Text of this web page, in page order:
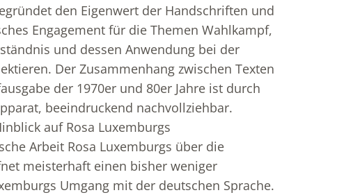
den Eigenwert der Handschriften und
Engagement für die Themen Wahlkampf,
und dessen Anwendung bei der
Der Zusammenhang zwischen Texten
der 1970er und 80er Jahre ist durch
beeindruckend nachvollziehbar.
auf Rosa Luxemburgs
Arbeit Rosa Luxemburgs über die
meisterhaft einen bisher weniger
Umgang mit der deutschen Sprache.